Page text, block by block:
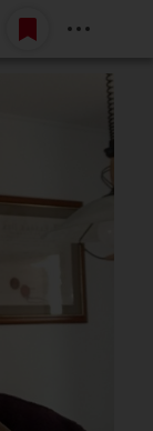
Belépés